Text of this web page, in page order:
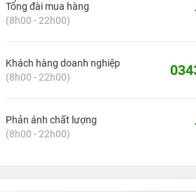
Tổng đài mua hàng
(8h00 - 22h00)
Khách hàng doanh nghiệp
(8h00 - 22h00)
Phản ánh chất lượng
(8h00 - 22h00)